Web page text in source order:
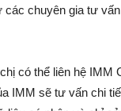
chuyên gia tư vấn
có thể liên hệ IMM
IMM sẽ tư vấn chi